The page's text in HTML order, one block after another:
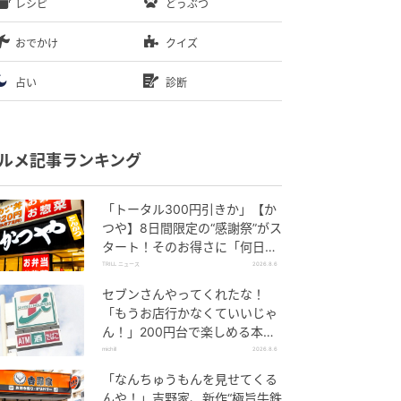
レシピ どうぶつ
おでかけ クイズ
占い 診断
メ記事ランキング
「トータル300円引きか」【か
つや】8日間限定の“感謝祭”がス
タート！そのお得さに「何日連
続で通えるかなぁ」「激ア
TRILL ニュース 2026.8.6
セブンさんやってくれたな！
「もうお店行かなくていいじゃ
ん！」200円台で楽しめる本格
グルメ
michill 2026.8.6
「なんちゅうもんを見せてくる
んや！」吉野家、新作“極旨牛鉄